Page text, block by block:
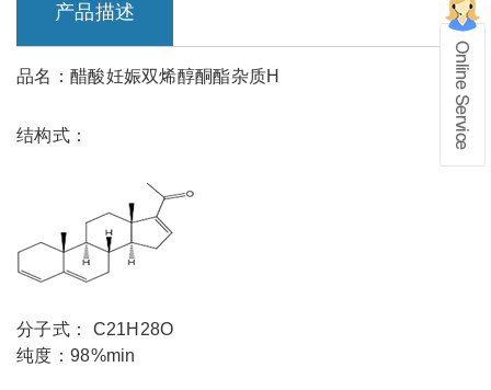
产品描述
品名：醋酸妊娠双烯醇酮酯杂质H
结构式：
分子式： C21H28O
纯度：98%min
1、info@shochem.com；2